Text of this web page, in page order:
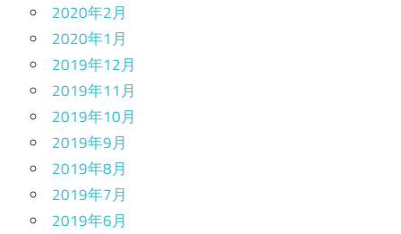
2020年2月
2020年1月
2019年12月
2019年11月
2019年10月
2019年9月
2019年8月
2019年7月
2019年6月